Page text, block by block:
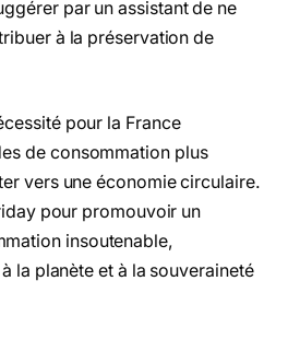
par un assistant de ne
à la préservation de
pour la France
de consommation plus
vers une économie circulaire.
pour promouvoir un
insoutenable,
la planète et à la souveraineté